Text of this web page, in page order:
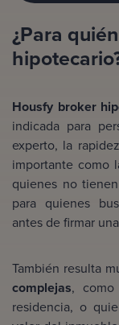
¿Para
Housfy broker
indicada para
experto, la
importante como
quienes no
para quienes
antes de firmar
También resulta
complejas, como
residencia, o